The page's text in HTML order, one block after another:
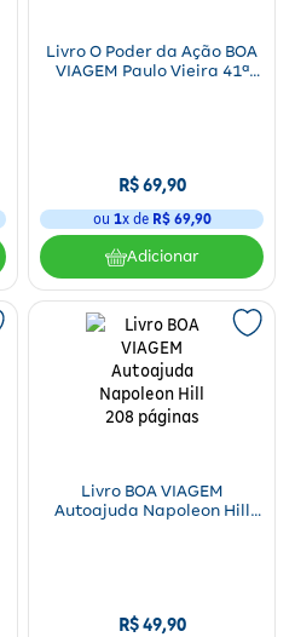
Livro O Poder da Ação BOA
VIAGEM Paulo Vieira 41ª
R$69,90
ou 1x de R$ 69,90
Adicionar
Livro BOA VIAGEM
Autoajuda Napoleon Hill
R$49,90